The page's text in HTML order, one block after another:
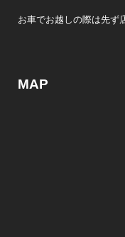
お車でお越しの際は先ず
MAP